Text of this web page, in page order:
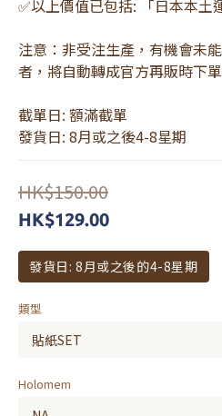
✅以上價值已包括: 「日本本土
注意：非受注生產，有機會未
者，將自動轉成官方再販時下單
截單日: 額滿截單
發貨日: 8月或之後4-8星期
HK$150.00
HK$129.00
發貨日: 8月或之後的4-8星期
類型
Holomem